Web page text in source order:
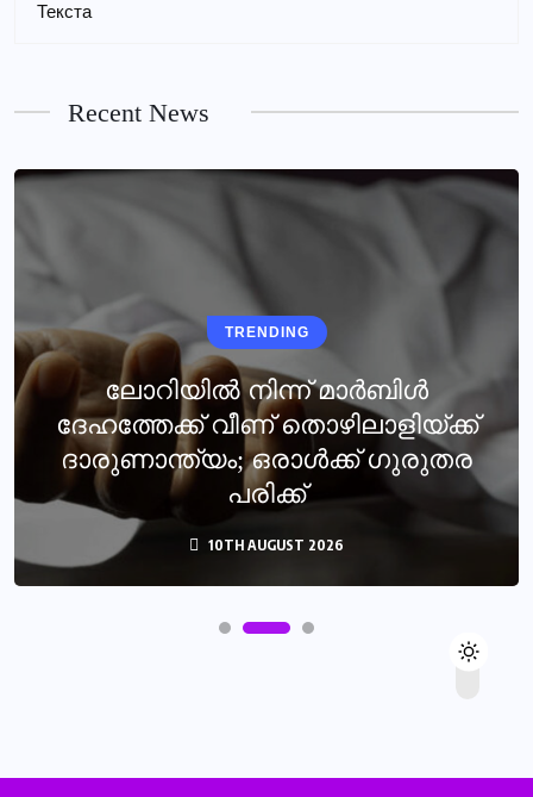
Текста
Recent News
TRENDING
ലോറിയില്‍ നിന്ന് മാര്‍ബിള്‍
ദേഹത്തേക്ക് വീണ് തൊഴിലാളിയ്ക്ക്
ദാരുണാന്ത്യം; ഒരാൾക്ക് ഗുരുതര
പരിക്ക്
10TH AUGUST 2026